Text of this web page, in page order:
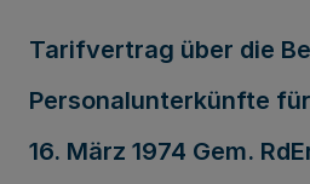
Tarifvertrag über die
Personalunterkünfte
16. März 1974 Gem.